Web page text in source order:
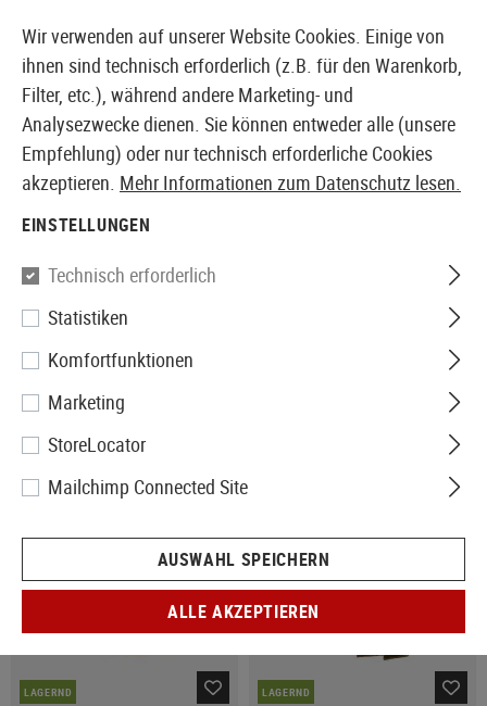
EUROPÄISCHER AIRSOFT SHOP & GROßHÄNDLER
MOLLE-HOLSTER
3 Produkte
LAGERND LAGERND
Wir verwenden auf unserer Website Cookies. Einige von
ihnen sind technisch erforderlich (z.B. für den Warenkorb,
Filter, etc.), während andere Marketing- und
Analysezwecke dienen. Sie können entweder alle (unsere
Empfehlung) oder nur technisch erforderliche Cookies
akzeptieren. Mehr Informationen zum Datenschutz lesen.
EINSTELLUNGEN
Technisch erforderlich
Statistiken
Komfortfunktionen
Marketing
StoreLocator
Mailchimp Connected Site
AUSWAHL SPEICHERN
ALLE AKZEPTIEREN